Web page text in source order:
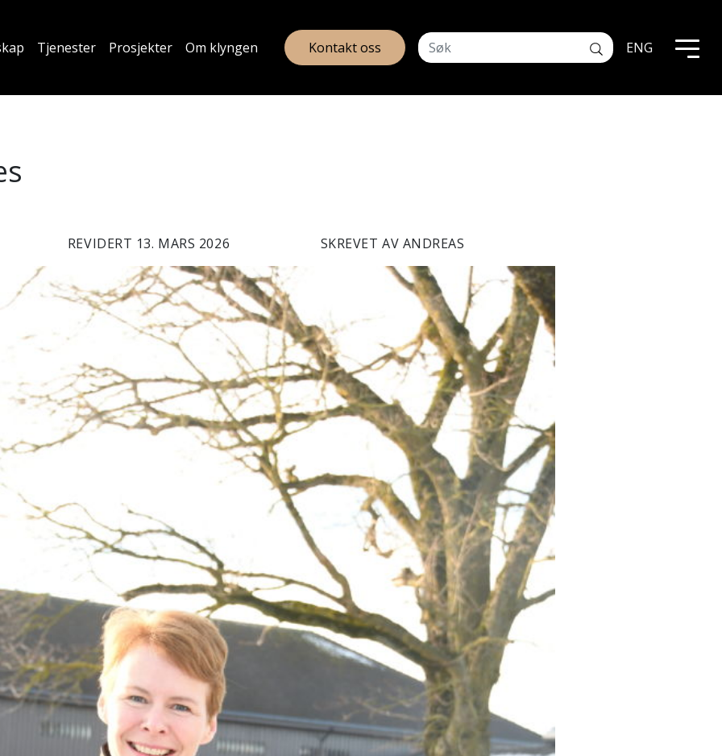
Tjenester Prosjekter Om klyngen Kontakt oss ENG
REVIDERT 13. MARS 2026 SKREVET AV ANDREAS